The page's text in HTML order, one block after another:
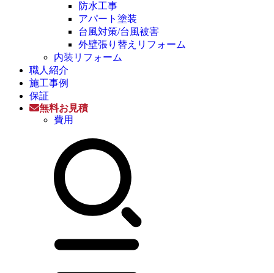
防水工事
アパート塗装
台風対策/台風被害
外壁張り替えリフォーム
内装リフォーム
職人紹介
施工事例
保証
無料お見積
費用